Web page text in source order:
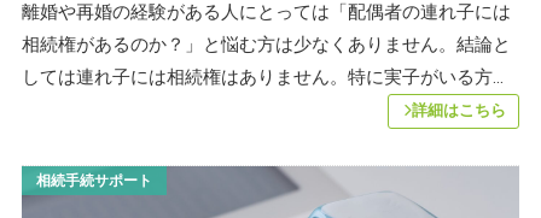
離婚や再婚の経験がある人にとっては「配偶者の連れ子には
相続権があるのか？」と悩む方は少なくありません。結論と
しては連れ子には相続権はありません。特に実子がいる方...
詳細はこちら
相続手続サポート